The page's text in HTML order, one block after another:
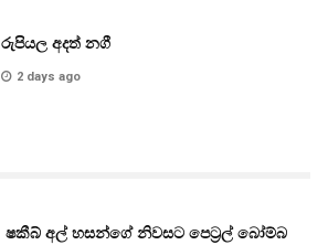
රුපියල අදත් නගී
2 days ago
ෂකීබ් අල් හසන්ගේ නිවසට පෙට්‍රල් බෝම්බ